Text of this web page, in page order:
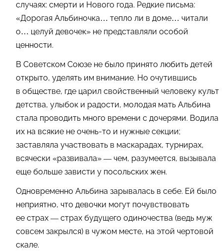
случаях: смерти и Нового года. Редкие письма:
«Дорогая Альбиночка… тепло ли в доме… читали
о… целуй девочек» не представляли особой
ценности.
В Советском Союзе не было принято любить детей
открыто, уделять им внимание. Но очутившись
в обществе, где царил свойственный человеку культ
детства, улыбок и радости, молодая мать Альбина
стала проводить много времени с дочерями. Водила
их на всякие не очень-то и нужные секции;
заставляла участвовать в маскарадах, турнирах,
всячески «развивала» — чем, разумеется, вызывала
еще больше зависти у посольских жен.
Одновременно Альбина зарывалась в себе. Ей было
неприятно, что девочки могут почувствовать
ее страх — страх будущего одиночества (ведь муж
совсем закрылся) в чужом месте, на этой чертовой
скале.